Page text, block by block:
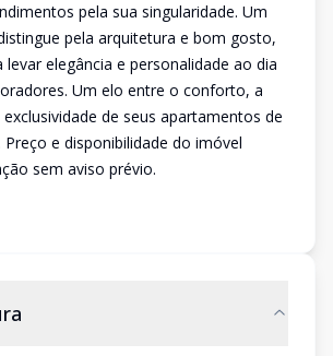
pela sua singularidade. Um
pela arquitetura e bom gosto,
levar elegância e personalidade ao dia
Um elo entre o conforto, a
de seus apartamentos de
Preço e disponibilidade do imóvel
sem aviso prévio.